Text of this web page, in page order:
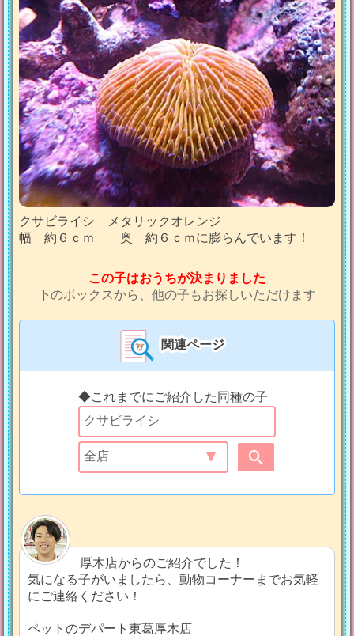
クサビライシ メタリックオレンジ
幅 約６ｃｍ 奥 約６ｃｍに膨らんでいます！
この子はおうちが決まりました
下のボックスから、他の子もお探しいただけます
関連ページ
◆これまでにご紹介した同種の子
厚木店からのご紹介でした！
気になる子がいましたら、動物コーナーまでお気軽
にご連絡ください！
ペットのデパート東葛厚木店